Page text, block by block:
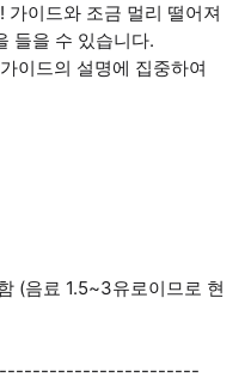
이드와 조금 멀리 떨어져
들을 수 있습니다.
이드의 설명에 집중하여
(음료 1.5~3유로이므로 현